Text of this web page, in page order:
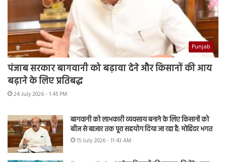
Punjab
पंजाब सरकार बागवानी को बढ़ावा देने और किसानों की आय
बढ़ाने के लिए प्रतिबद्ध
24 July 2026 - 1:45 PM
बागवानी को लाभकारी व्यवसाय बनाने के लिए किसानों को
बीज से बाजार तक पूरा सहयोग दिया जा रहा है: मोहिंदर भगत
15 July 2026 - 11:43 AM